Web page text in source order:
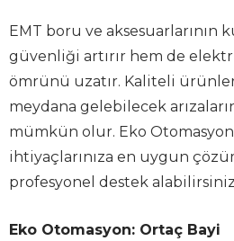
EMT boru ve aksesuarlarının
güvenliği artırır hem de
ömrünü uzatır. Kaliteli
meydana gelebilecek
mümkün olur. Eko
ihtiyaçlarınıza en uygun
profesyonel destek
Eko Otomasyon: Ortaç Bayi